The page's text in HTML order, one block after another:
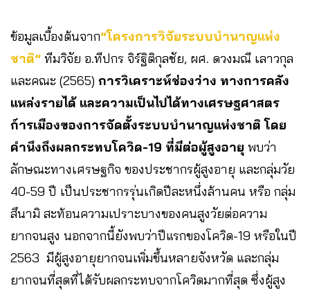
ข้อมูลเบื้องต้นจาก“โครงการวิจัยระบบบำนาญแห่ง
ชาติ” ทีมวิจัย อ.ทีปกร จิร์ฐิติกุลชัย, ผศ. ดวงมณี เลาวกุล
และคณะ (2565) การวิเคราะห์ช่องว่าง ทางการคลัง
แหล่งรายได้ และความเป็นไปได้ทางเศรษฐศาสตร
ก์ารเมืองของการจัดตั้งระบบบำนาญแห่งชาติ โดย
คำนึงถึงผลกระทบโควิด-19 ที่มีต่อผู้สูงอายุ พบว่า
ลักษณะทางเศรษฐกิจ ของประชากรผู้สูงอายุ และกลุ่มวัย
40-59 ปี เป็นประชากรรุ่นเกิดปีละหนึ่งล้านคน หรือ กลุ่ม
สึนามิ สะท้อนความเปราะบางของคนสูงวัยต่อความ
ยากจนสูง นอกจากนี้ยังพบว่าปีแรกของโควิด-19 หรือในปี
2563 มีผู้สูงอายุยากจนเพิ่มขึ้นหลายจังหวัด และกลุ่ม
ยากจนที่สุดที่ได้รับผลกระทบจากโควิดมากที่สุด ซึ่งผู้สูง